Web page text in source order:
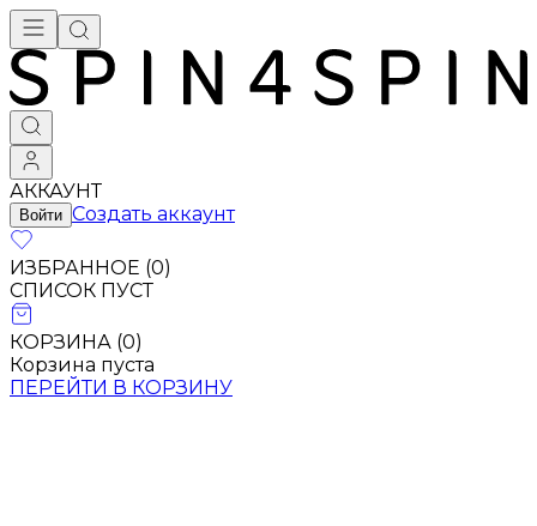
АККАУНТ
Войти Создать аккаунт
ИЗБРАННОЕ (0)
СПИСОК ПУСТ
КОРЗИНА (0)
Корзина пуста
ПЕРЕЙТИ В КОРЗИНУ
Брендовая одежда - купить в Москве